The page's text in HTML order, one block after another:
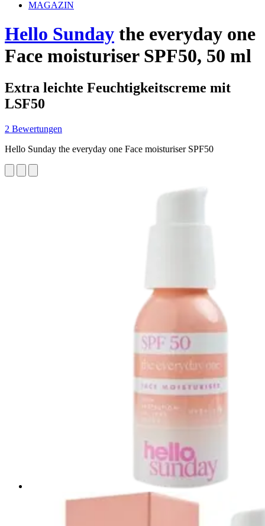
MAGAZIN
Hello Sunday the everyday one
Face moisturiser SPF50, 50 ml
Extra leichte Feuchtigkeitscreme mit
LSF50
2 Bewertungen
Hello Sunday the everyday one Face moisturiser SPF50